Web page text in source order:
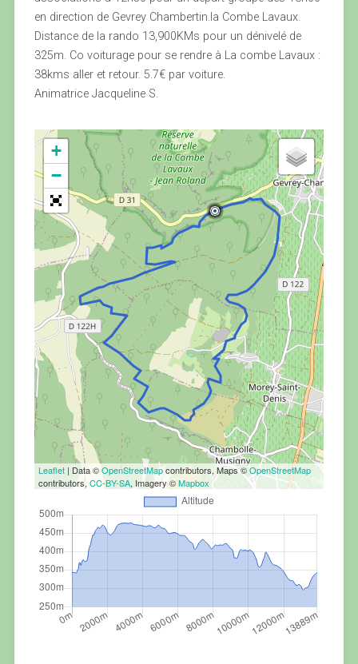
en direction de Gevrey Chambertin.la Combe Lavaux.
Distance de la rando 13,900KMs pour un dénivelé de
325m. Co voiturage pour se rendre à La combe Lavaux :
38kms aller et retour. 5.7€ par voiture.
Animatrice Jacqueline S.
+
−
Leaflet| Data ©OpenStreetMapcontributors, Maps ©OpenStreetMap
contributors, CC-BY-SA, Imagery ©Mapbox